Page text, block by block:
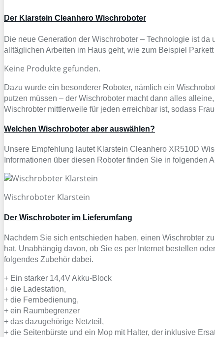
Der Klarstein Cleanhero Wischroboter
Die neue Generation der Wischroboter – Technologie ist
alltäglichen Arbeiten im Haus geht, wie zum Beispiel
Keine Produkte gefunden.
Dazu wurde ein besonderer Roboter, nämlich ein
putzen müssen – der Wischroboter macht dann alles
Wischrobter mittlerweile für jeden erreichbar ist, sodass
Welchen Wischroboter aber auswählen?
Unsere Empfehlung lautet Klarstein Cleanhero XR510D
Informationen über diesen Roboter finden Sie in folgenden
Wischroboter Klarstein
Der Wischroboter im Lieferumfang
Nachdem Sie sich entschieden haben, einen Wischrobter
hat. Unabhängig davon, ob Sie es per Internet bestellen
folgendes Zubehör dabei.
+ Ein starker 14,4V Akku-Block
+ die Ladestation,
+ die Fernbedienung,
+ ein Raumbegrenzer
+ das dazugehörige Netzteil,
+ die Seitenbürste und ein Mop mit Halter, der inklusive